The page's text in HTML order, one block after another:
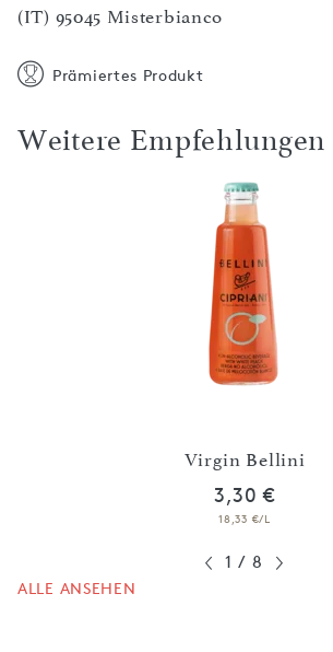
(IT) 95045 Misterbianco
Prämiertes Produkt
Weitere Empfehlungen
Virgin Bellini
3,30 €
18,33 €/L
1 / 8
ALLE ANSEHEN